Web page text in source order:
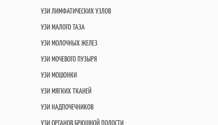
УЗИ ЛИМФАТИЧЕСКИХ УЗЛОВ
УЗИ МАЛОГО ТАЗА
УЗИ МОЛОЧНЫХ ЖЕЛЕЗ
УЗИ МОЧЕВОГО ПУЗЫРЯ
УЗИ МОШОНКИ
УЗИ МЯГКИХ ТКАНЕЙ
УЗИ НАДПОЧЕЧНИКОВ
УЗИ ОРГАНОВ БРЮШНОЙ ПОЛОСТИ